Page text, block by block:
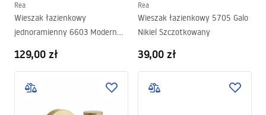
Rea
Wieszak łazienkowy
jednoramienny 6603 Modern
129,00 zł
Rea
Wieszak łazienkowy 5705 Galo
Nikiel Szczotkowany
39,00 zł